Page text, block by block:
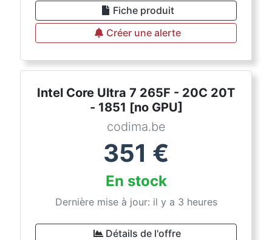
Fiche produit
Créer une alerte
Intel Core Ultra 7 265F - 20C 20T
- 1851 [no GPU]
codima.be
351 €
En stock
Dernière mise à jour: il y a 3 heures
Détails de l'offre